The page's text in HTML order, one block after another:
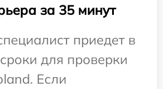
за 35 минут
приедет в
для проверки
Если